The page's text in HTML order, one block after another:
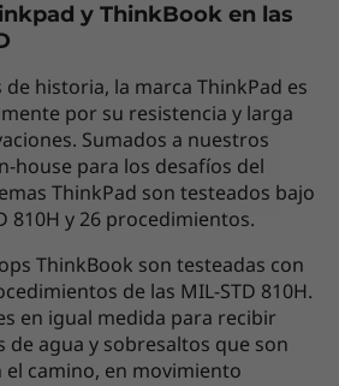
exhibidos no están incluidos
de cada producto pueden
de adquisición del mismo,
descripción no debe ser
como un compromiso
Te invitamos a revisar las
para cada producto
la compra online en la sección
esta misma página, o con un
si es en una tienda física.
y ThinkBook en las
de historia, la marca ThinkPad es
por su resistencia y larga
Sumados a nuestros
house para los desafíos del
ThinkPad son testeados bajo
810H y 26 procedimientos.
ThinkBook son testeadas con
de las MIL-STD 810H.
en igual medida para recibir
de agua y sobresaltos que son
camino, en movimiento